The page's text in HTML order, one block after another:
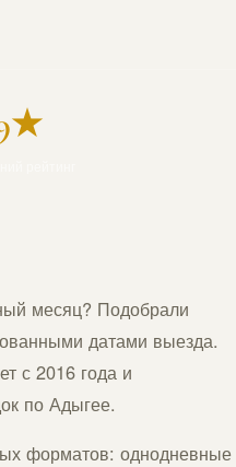
месяц? Подобрали
датами выезда.
с 2016 года и
по Адыгее.
форматов: однодневные